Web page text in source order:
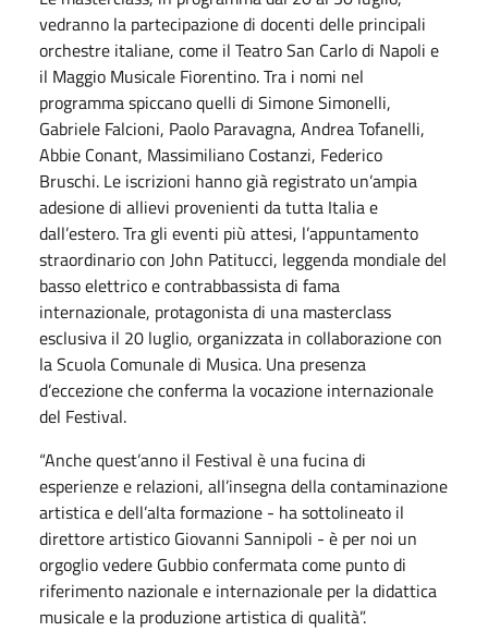
vedranno la partecipazione di docenti delle principali
orchestre italiane, come il Teatro San Carlo di Napoli e
il Maggio Musicale Fiorentino. Tra i nomi nel
programma spiccano quelli di Simone Simonelli,
Gabriele Falcioni, Paolo Paravagna, Andrea Tofanelli,
Abbie Conant, Massimiliano Costanzi, Federico
Bruschi. Le iscrizioni hanno già registrato un’ampia
adesione di allievi provenienti da tutta Italia e
dall’estero. Tra gli eventi più attesi, l’appuntamento
straordinario con John Patitucci, leggenda mondiale del
basso elettrico e contrabbassista di fama
internazionale, protagonista di una masterclass
esclusiva il 20 luglio, organizzata in collaborazione con
la Scuola Comunale di Musica. Una presenza
d’eccezione che conferma la vocazione internazionale
del Festival.
“Anche quest’anno il Festival è una fucina di
esperienze e relazioni, all’insegna della contaminazione
artistica e dell’alta formazione - ha sottolineato il
direttore artistico Giovanni Sannipoli - è per noi un
orgoglio vedere Gubbio confermata come punto di
riferimento nazionale e internazionale per la didattica
musicale e la produzione artistica di qualità”.